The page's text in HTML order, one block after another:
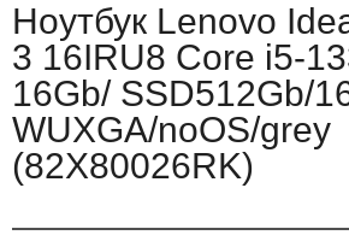
Ноутбук Lenovo
3 16IRU8 Core i5-
16Gb/ SSD512Gb/
WUXGA/noOS/grey
(82X80026RK)
Каталог продукции
Ноутбуки и ультрабуки
Компьютеры
Контакты
Контактная информация